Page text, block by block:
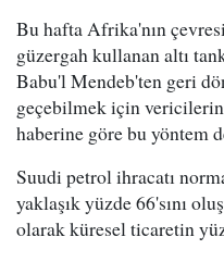
Bu hafta Afrika'nın
güzergah kullanan altı
Babu'l Mendeb'ten geri
geçebilmek için
haberine göre bu yöntem
Suudi petrol ihracatı
yaklaşık yüzde 66'sını
olarak küresel ticaretin